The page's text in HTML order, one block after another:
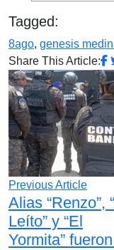
Tagged:
8ago, genesis
Share This Article:
Previous Article
Alias “Renzo”,
Leíto” y “El
Yormita”